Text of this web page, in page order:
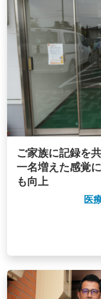
ご家族に記録を
一名増えた感覚
も向上
医